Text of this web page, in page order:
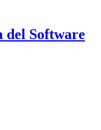
del Software